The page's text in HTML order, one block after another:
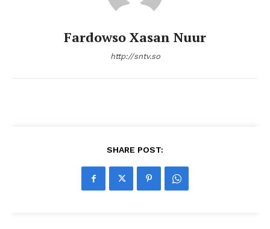
Fardowso Xasan Nuur
http://sntv.so
SHARE POST: